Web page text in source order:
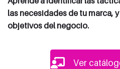
las necesidades de tu marca,
objetivos del negocio.
Ver